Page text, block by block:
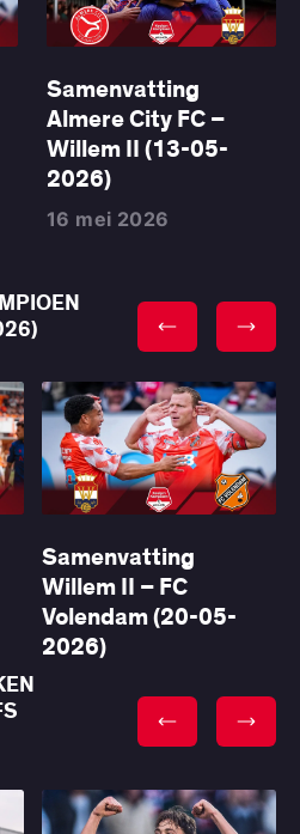
Samenvatting
Almere City FC –
Willem II (13-05-
2026)
16 mei 2026
Samenvatting
Willem II – FC
Volendam (20-05-
2026)